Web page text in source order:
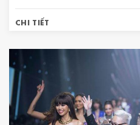
CHI TIẾT